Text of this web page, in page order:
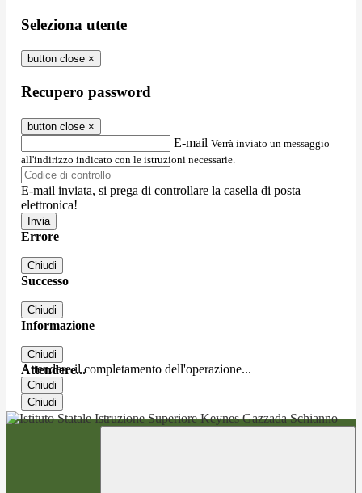
Seleziona utente
button close ×
Recupero password
button close ×
E-mail Verrà inviato un messaggio
all'indirizzo indicato con le istruzioni necessarie.
E-mail inviata, si prega di controllare la casella di posta
elettronica!
Errore
Chiudi
Successo
Chiudi
Informazione
Chiudi
Attendere...
Attendere il completamento dell'operazione...
Chiudi
Chiudi